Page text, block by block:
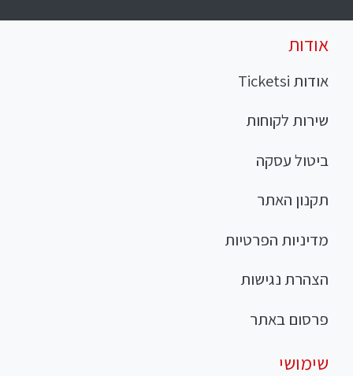
אודות
אודות Ticketsi
שירות לקוחות
ביטול עסקה
תקנון האתר
מדיניות הפרטיות
הצהרת נגישות
פרסום באתר
שימושי